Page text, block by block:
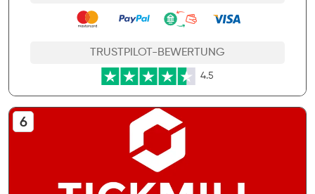
TRUSTPILOT-BEWERTUNG
4.5